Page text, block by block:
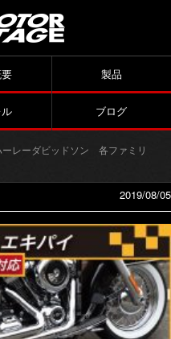
製品
ブログ
ーレーダビッドソン 各ファミリ
2019/08/05